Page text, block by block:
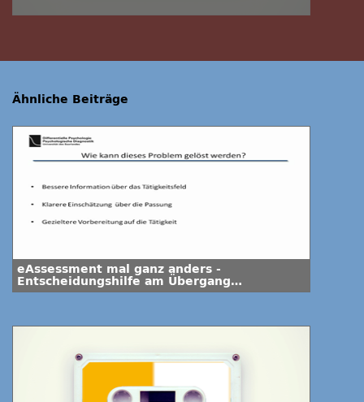
Ähnliche Beiträge
eAssessment mal ganz anders -
Entscheidungshilfe am Übergang
Hochschule – Berufswelt